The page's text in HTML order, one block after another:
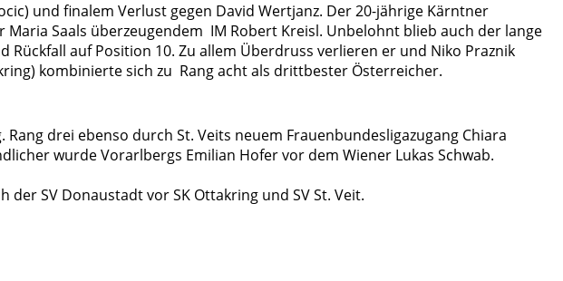
und finalem Verlust gegen David Wertjanz. Der 20-jährige Kärntner
Saals überzeugendem IM Robert Kreisl. Unbelohnt blieb auch der lange
auf Position 10. Zu allem Überdruss verlieren er und Niko Praznik
kombinierte sich zu Rang acht als drittbester Österreicher.
drei ebenso durch St. Veits neuem Frauenbundesligazugang Chiara
wurde Vorarlbergs Emilian Hofer vor dem Wiener Lukas Schwab.
SV Donaustadt vor SK Ottakring und SV St. Veit.